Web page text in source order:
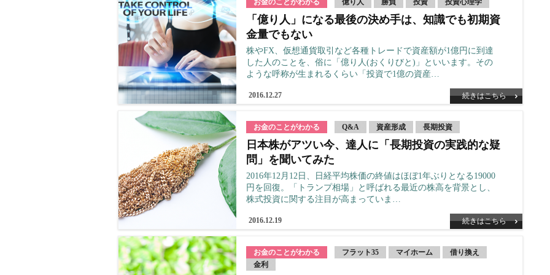
お金のことがわかる 億り人 勝負 投資 投資心理学
「億り人」になる最後の決め手は、知識でも初期資
金量でもない
株やFX、仮想通貨取引など各種トレードで資産額が1億円に到達
した人のことを、俗に「億り人(おくりびと)」といいます。その
ような呼称が生まれるくらい「投資で1億の資産…
2016.12.27 続きはこちら
お金のことがわかる Q&A 資産形成 長期投資
日本株がアツい今、達人に「長期投資の実践的な疑
問」を聞いてみた
2016年12月12日、日経平均株価の終値はほぼ1年ぶりとなる19000
円を回復。「トランプ相場」と呼ばれる最近の株高を背景とし、
株式投資に関する注目が高まっていま…
2016.12.19 続きはこちら
お金のことがわかる フラット35 マイホーム
借り換え
金利